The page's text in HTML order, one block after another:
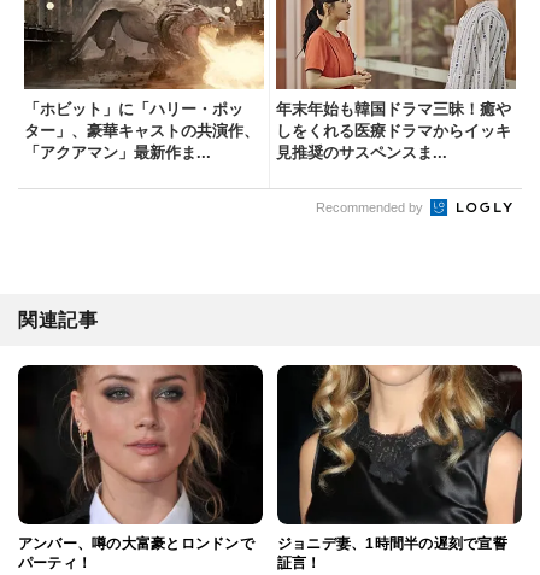
「ホビット」に「ハリー・ポッ
ター」、豪華キャストの共演作、
「アクアマン」最新作ま...
年末年始も韓国ドラマ三昧！癒や
しをくれる医療ドラマからイッキ
見推奨のサスペンスま...
Recommended by
関連記事
アンバー、噂の大富豪とロンドンで
パーティ！
ジョニデ妻、1時間半の遅刻で宣誓
証言！